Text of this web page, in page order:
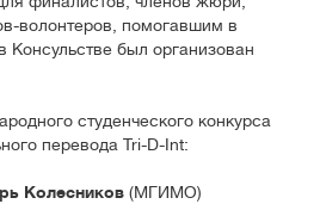
волонтеров, помогавшим в
Консульстве был организован
студенческого конкурса
перевода Tri-D-Int:
Колесников (МГИМО)